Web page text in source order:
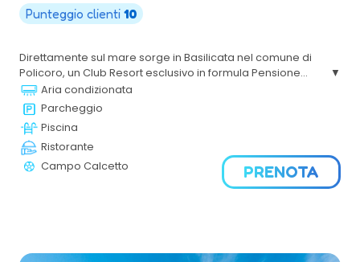
Punteggio clienti 10
Direttamente sul mare sorge in Basilicata nel comune di
Policoro, un Club Resort esclusivo in formula Pensione
Completa , consigliato a coppie e single, famiglie con
bambini e ragazzi, amanti del mare, della nautica e della
natura.
Aria condizionata
Parcheggio
Piscina
Ristorante
Campo Calcetto
PRENOTA